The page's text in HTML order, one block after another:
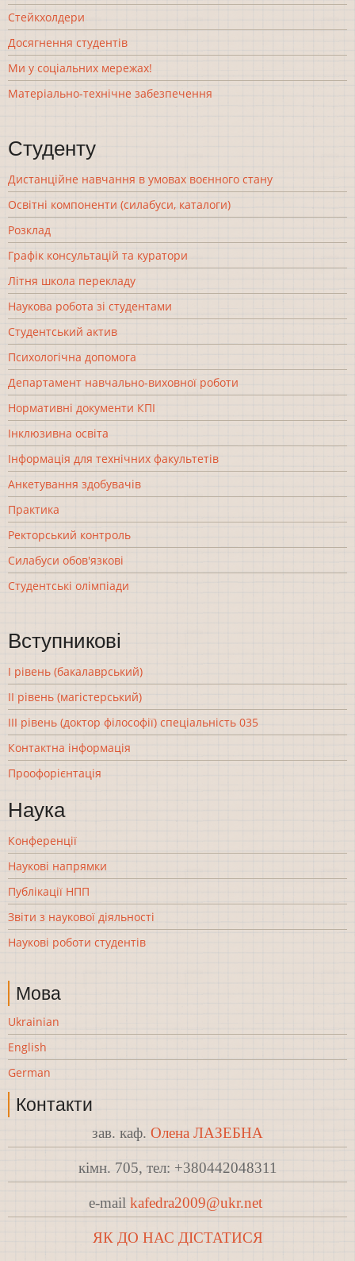
Стейкхолдери
Досягнення студентів
Ми у соціальних мережах!
Матеріально-технічне забезпечення
Студенту
Дистанційне навчання в умовах воєнного стану
Освітні компоненти (силабуси, каталоги)
Розклад
Графік консультацій та куратори
Літня школа перекладу
Наукова робота зі студентами
Студентський актив
Психологічна допомога
Департамент навчально-виховної роботи
Нормативні документи КПІ
Інклюзивна освіта
Інформація для технічних факультетів
Анкетування здобувачів
Практика
Ректорський контроль
Силабуси обов'язкові
Студентські олімпіади
Вступникові
І рівень (бакалаврський)
ІІ рівень (магістерський)
ІІІ рівень (доктор філософії) спеціальність 035
Контактна інформація
Проофорієнтація
Наука
Конференції
Наукові напрямки
Публікації НПП
Звіти з наукової діяльності
Наукові роботи студентів
Мова
Ukrainian
English
German
Контакти
зав. каф. Олена ЛАЗЕБНА
кімн. 705, тел: +380442048311
e-mail kafedra2009@ukr.net
ЯК ДО НАС ДІСТАТИСЯ